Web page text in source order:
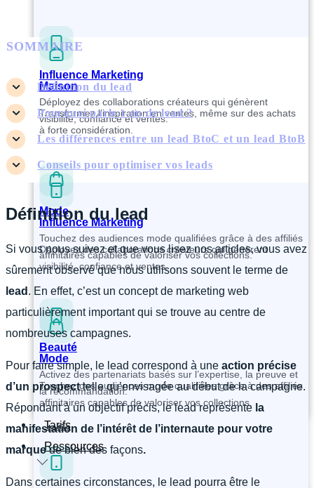
Influence Marketing
Déployez des collaborations créateurs qui génèrent
visibilité, confiance et ventes.
Mode
Touchez des audiences mode qualifiées grâce à des affiliés
affinitaires capables de valoriser vos collections.
Beauté
Activez des partenariats basés sur l’expertise, la preuve et
la recommandation.
Tarifs
Ressources
Maison
Transformez l’inspiration en ventes, même sur des achats
à forte considération.
Influence Marketing
Déployez des collaborations créateurs qui génèrent
visibilité, confiance et ventes.
Mode
Touchez des audiences mode qualifiées grâce à des affiliés
affinitaires capables de valoriser vos collections.
SOMMAIRE
Définition du lead
Pourquoi parle-t-on de lead ?
Les différences entre un lead BtoC et un lead BtoB
Conseils pour optimiser vos leads
Définition du lead
Si vous nous suivez et que vous lisez nos articles, vous avez
sûrement observé que nous utilisons souvent le terme de
lead . En effet, c’est un concept de marketing web
particulièrement important qui se trouve au centre de
nombreuses campagnes.
Pour faire simple, le lead correspond à une action précise
d’un prospecttelle qu’envisagée au début de la campagne.
Répondant à un objectif précis, le lead représente la
manifestation de l’intérêt de l’internaute pour votre
marquede bien des façons.
Dans certaines circonstances, le lead pourra être le